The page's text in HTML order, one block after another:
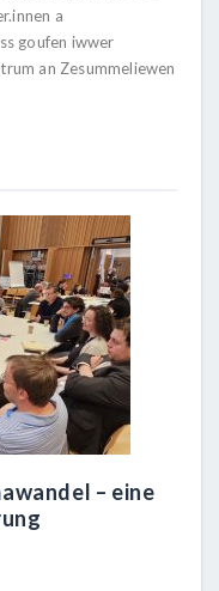
a
goufen iwwer
an Zesummeliewen
– eine